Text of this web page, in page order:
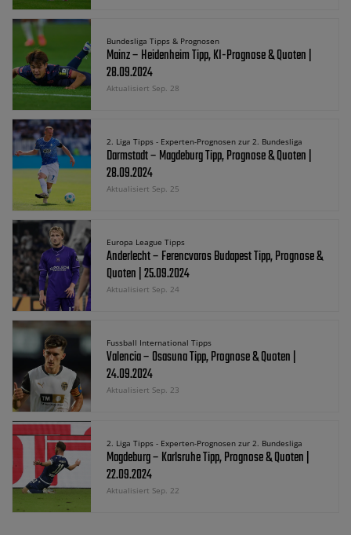
Bundesliga Tipps & Prognosen
Mainz – Heidenheim Tipp, KI-Prognose & Quoten |
28.09.2024
Aktualisiert Sep. 28
2. Liga Tipps - Experten-Prognosen zur 2. Bundesliga
Darmstadt – Magdeburg Tipp, Prognose & Quoten |
28.09.2024
Aktualisiert Sep. 25
Europa League Tipps
Anderlecht – Ferencvaros Budapest Tipp, Prognose &
Quoten | 25.09.2024
Aktualisiert Sep. 24
Fussball International Tipps
Valencia – Osasuna Tipp, Prognose & Quoten |
24.09.2024
Aktualisiert Sep. 23
2. Liga Tipps - Experten-Prognosen zur 2. Bundesliga
Magdeburg – Karlsruhe Tipp, Prognose & Quoten |
22.09.2024
Aktualisiert Sep. 22